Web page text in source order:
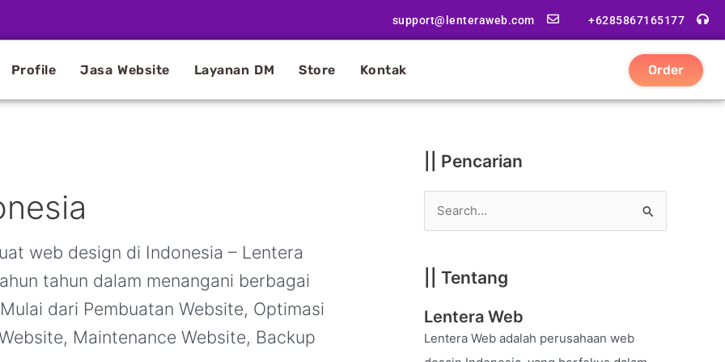
support@lenteraweb.com +6285867165177
Profile Jasa Website Layanan DM Store Kontak Order
web design di Indonesia – Lentera
tahun dalam menangani berbagai
dari Pembuatan Website, Optimasi
Maintenance Website, Backup
|| Pencarian
r
c
h
|| Tentang
Lentera Web
Lentera Web adalah perusahaan web
|
t
g
i